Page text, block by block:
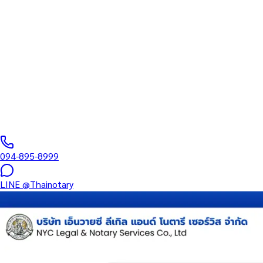
094-895-8999
LINE@Thainotary